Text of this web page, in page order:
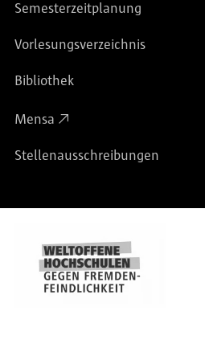
Semesterzeitplanung
Vorlesungsverzeichnis
Bibliothek
Mensa
Stellenausschreibungen